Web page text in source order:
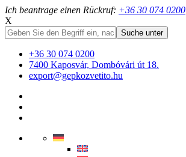
Ich beantrage einen Rückruf: +36 30 074 0200
X
+36 30 074 0200
7400 Kaposvár, Dombóvári út 18.
export@gepkozvetito.hu